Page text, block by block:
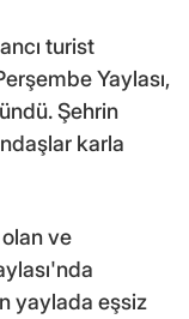
turist
Yaylası,
Şehrin
karla
ve
yaylada eşsiz